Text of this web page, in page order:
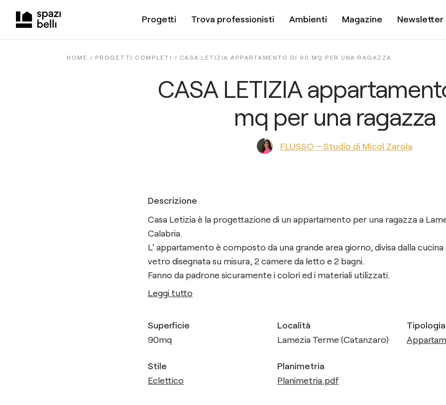
Progetti Trova professionisti Ambienti Magazine Newsletter
HOME / PROGETTI COMPLETI / CASA LETIZIA APPARTAMENTO DI 90 MQ PER UNA RAGAZZA
CASA LETIZIA
mq per una ragazza
FLUSSO ~ Studio di Micol Zarola
Descrizione
Casa Letizia è la progettazione di un appartamento per una ragazza a
Calabria.
L’ appartamento è composto da una grande area giorno, divisa dalla
vetro disegnata su misura, 2 camere da letto e 2 bagni.
Fanno da padrone sicuramente i colori ed i materiali utilizzati.
Leggi tutto
Superficie
90mq
Località
Lamezia Terme (Catanzaro)
Tipologia
Stile
Eclettico
Planimetria
Planimetria.pdf